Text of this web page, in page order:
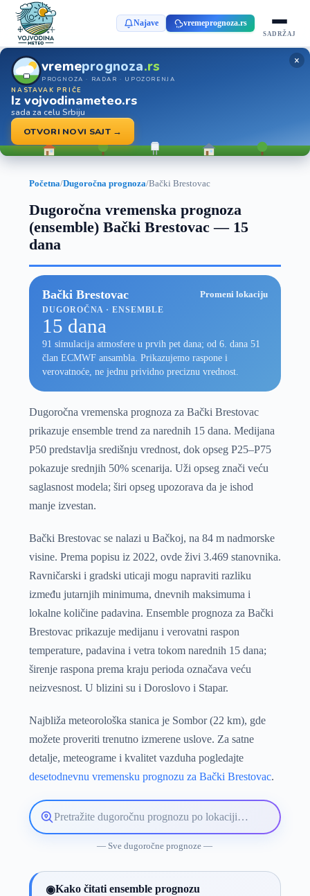
Najave vremeprognoza.rs
SADRŽAJ
vremeprognoza.rs
PROGNOZA · RADAR · UPOZORENJA
NASTAVAK PRIČE
Iz vojvodinameteo.rs
sada za celu Srbiju
OTVORI NOVI SAJT →
×
Početna/Dugoročna prognoza/Bački Brestovac
Dugoročna vremenska prognoza
(ensemble) Bački Brestovac — 15
dana
Bački Brestovac Promeni lokaciju
DUGOROČNA · ENSEMBLE
15 dana
91 simulacija atmosfere u prvih pet dana; od 6. dana 51
član ECMWF ansambla. Prikazujemo raspone i
verovatnoće, ne jednu prividno preciznu vrednost.
Dugoročna vremenska prognoza za Bački Brestovac
prikazuje ensemble trend za narednih 15 dana. Medijana
P50 predstavlja središnju vrednost, dok opseg P25–P75
pokazuje srednjih 50% scenarija. Uži opseg znači veću
saglasnost modela; širi opseg upozorava da je ishod
manje izvestan.
Bački Brestovac se nalazi u Bačkoj, na 84 m nadmorske
visine. Prema popisu iz 2022, ovde živi 3.469 stanovnika.
Ravničarski i gradski uticaji mogu napraviti razliku
između jutarnjih minimuma, dnevnih maksimuma i
lokalne količine padavina. Ensemble prognoza za Bački
Brestovac prikazuje medijanu i verovatni raspon
temperature, padavina i vetra tokom narednih 15 dana;
širenje raspona prema kraju perioda označava veću
neizvesnost. U blizini su i Doroslovo i Stapar.
Najbliža meteorološka stanica je Sombor (22 km), gde
možete proveriti trenutno izmerene uslove. Za satne
detalje, meteograme i kvalitet vazduha pogledajte
desetodnevnu vremensku prognozu za Bački Brestovac.
Pretražite
lokaciju
— Sve dugoročne prognoze —
◉Kako čitati ensemble prognozu